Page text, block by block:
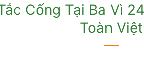
Cống Tại Ba Vì
Toàn Việt